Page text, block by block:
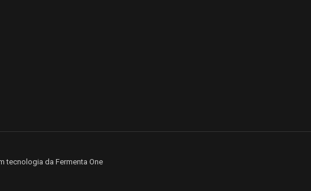
tecnologia da Fermenta One